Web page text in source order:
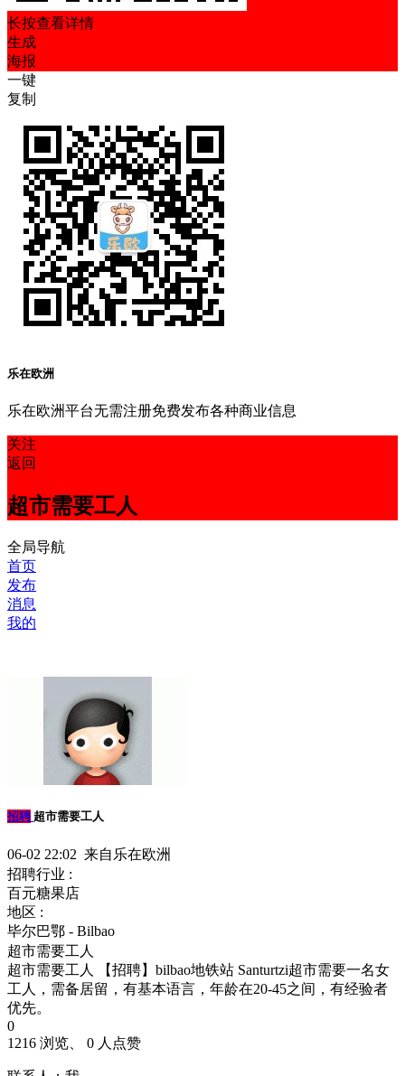
长按查看详情
生成
海报
一键
复制
乐在欧洲
乐在欧洲平台无需注册免费发布各种商业信息
关注
返回
超市需要工人
全局导航
首页
发布
消息
我的
招聘 超市需要工人
06-02 22:02 来自乐在欧洲
招聘行业 :
百元糖果店
地区 :
毕尔巴鄂 - Bilbao
超市需要工人
超市需要工人 【招聘】bilbao地铁站 Santurtzi超市需要一名女
工人，需备居留，有基本语言，年龄在20-45之间，有经验者
优先。
0
1216 浏览、 0 人点赞